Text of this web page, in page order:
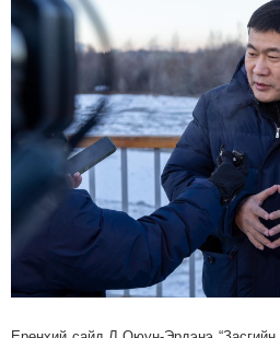
ТОЙРОНД
ТӨВСИЙН
ТОЙРОНД
ЕРӨНХИЙЛӨГЧИЙН
СОНГУУЛИЙН
ДҮГЭЭР